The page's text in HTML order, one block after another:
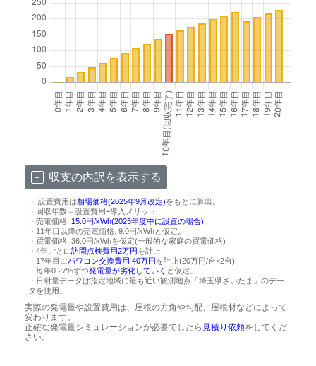
収支の内訳を表示する
・ 設置費用は相場価格(2025年9月改定)をもとに算出。
・回収年数＝設置費用÷導入メリット
・売電価格: 15.0円/kWh(2025年度中に設置の場合)
・11年目以降の売電価格: 9.0円/kWhと仮定。
・買電価格: 36.0円/kWhを仮定(一般的な家庭の買電価格)
・4年ごとに訪問点検費用2万円を計上
・17年目にパワコン交換費用 40万円を計上(20万円/台×2台)
・毎年0.27%ずつ発電量が劣化していく と仮定。
・日射量データは指定地域に最も近い観測地点「埼玉県さいたま」のデー
タを使用。
実際の発電量や設置費用は、屋根の方角や勾配、屋根材などによって
変わります。
正確な発電量シミュレーションが必要でしたら 見積り依頼をしてくだ
さい。